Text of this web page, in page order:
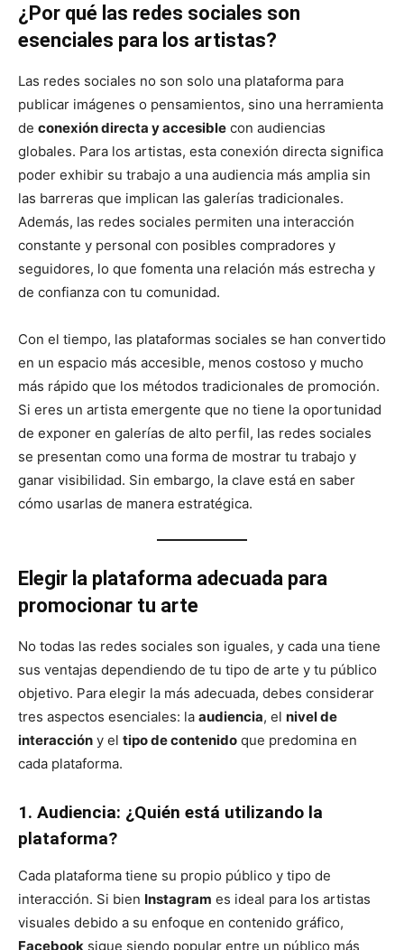
¿Por qué las redes sociales son
esenciales para los artistas?
Las redes sociales no son solo una plataforma para
publicar imágenes o pensamientos, sino una herramienta
de conexión directa y accesible con audiencias
globales. Para los artistas, esta conexión directa significa
poder exhibir su trabajo a una audiencia más amplia sin
las barreras que implican las galerías tradicionales.
Además, las redes sociales permiten una interacción
constante y personal con posibles compradores y
seguidores, lo que fomenta una relación más estrecha y
de confianza con tu comunidad.
Con el tiempo, las plataformas sociales se han convertido
en un espacio más accesible, menos costoso y mucho
más rápido que los métodos tradicionales de promoción.
Si eres un artista emergente que no tiene la oportunidad
de exponer en galerías de alto perfil, las redes sociales
se presentan como una forma de mostrar tu trabajo y
ganar visibilidad. Sin embargo, la clave está en saber
cómo usarlas de manera estratégica.
Elegir la plataforma adecuada para
promocionar tu arte
No todas las redes sociales son iguales, y cada una tiene
sus ventajas dependiendo de tu tipo de arte y tu público
objetivo. Para elegir la más adecuada, debes considerar
tres aspectos esenciales: la audiencia, el nivel de
interacción y el tipo de contenido que predomina en
cada plataforma.
1. Audiencia: ¿Quién está utilizando la
plataforma?
Cada plataforma tiene su propio público y tipo de
interacción. Si bien Instagram es ideal para los artistas
visuales debido a su enfoque en contenido gráfico,
Facebook sigue siendo popular entre un público más